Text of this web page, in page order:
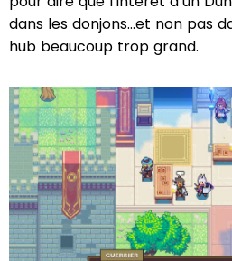
dans les donjons…et non pas
hub beaucoup trop grand.